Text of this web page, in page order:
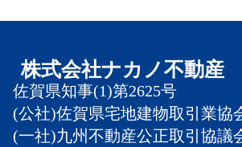
株式会社ナカノ不動産
佐賀県知事(1)第2625号
(公社)佐賀県宅地建物取引業協
(一社)九州不動産公正取引協議